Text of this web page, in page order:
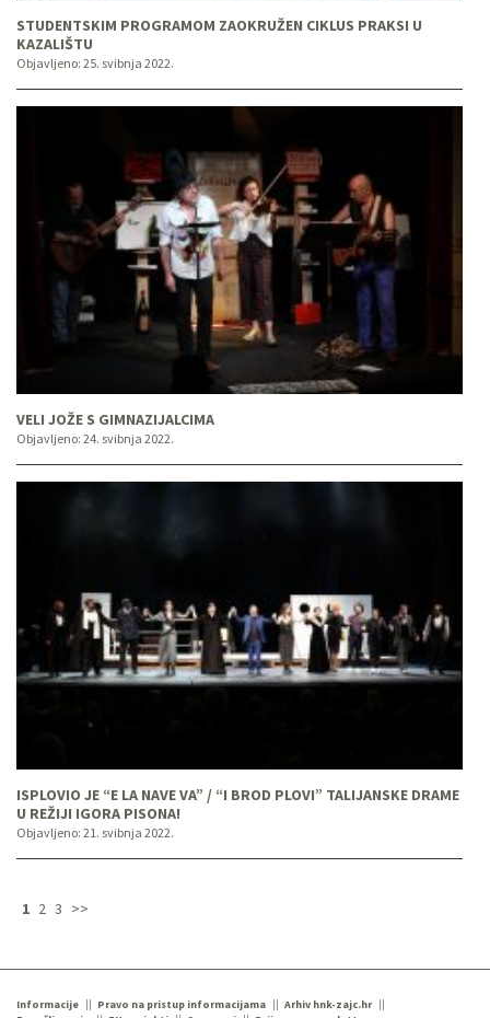
STUDENTSKIM PROGRAMOM ZAOKRUŽEN CIKLUS PRAKSI U
KAZALIŠTU
Objavljeno: 25. svibnja 2022.
VELI JOŽE S GIMNAZIJALCIMA
Objavljeno: 24. svibnja 2022.
ISPLOVIO JE “E LA NAVE VA” / “I BROD PLOVI” TALIJANSKE DRAME
U REŽIJI IGORA PISONA!
Objavljeno: 21. svibnja 2022.
1 2 3 >>
Informacije Pravo na pristup informacijama
Arhiv hnk-zajc.hr